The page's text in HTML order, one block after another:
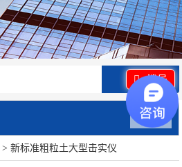
拨号
展开
> 新标准粗粒土大型击实仪